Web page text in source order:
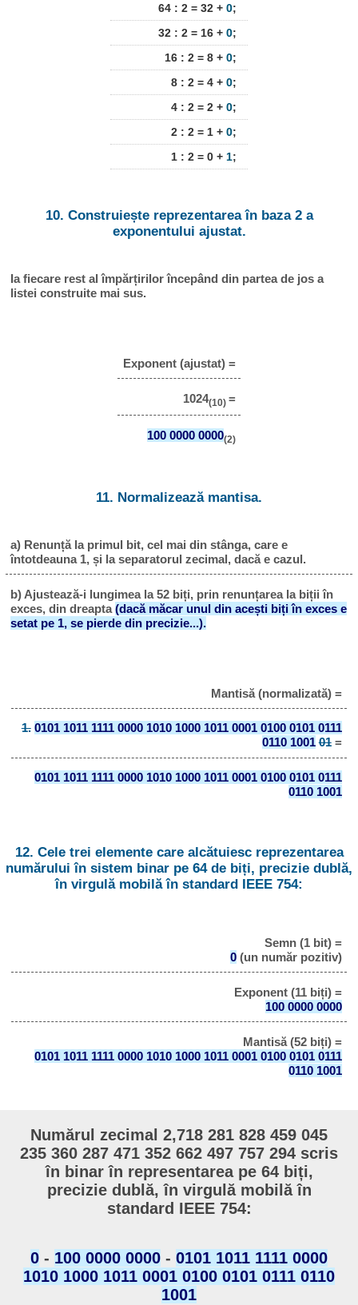
64 : 2 = 32 + 0;
32 : 2 = 16 + 0;
16 : 2 = 8 + 0;
8 : 2 = 4 + 0;
4 : 2 = 2 + 0;
2 : 2 = 1 + 0;
1 : 2 = 0 + 1;
10. Construiește reprezentarea în baza 2 a
exponentului ajustat.
Ia fiecare rest al împărțirilor începând din partea de jos a
listei construite mai sus.
Exponent (ajustat) =
1024(10) =
100 0000 0000(2)
11. Normalizează mantisa.
a) Renunță la primul bit, cel mai din stânga, care e
întotdeauna 1, și la separatorul zecimal, dacă e cazul.
b) Ajustează-i lungimea la 52 biți, prin renunțarea la biții în
exces, din dreapta(dacă măcar unul din acești biți în exces e
setat pe 1, se pierde din precizie...).
Mantisă (normalizată) =
1. 0101 1011 1111 0000 1010 1000 1011 0001 0100 0101 0111
0110 1001 01=
0101 1011 1111 0000 1010 1000 1011 0001 0100 0101 0111
0110 1001
12. Cele trei elemente care alcătuiesc reprezentarea
numărului în sistem binar pe 64 de biți, precizie dublă,
în virgulă mobilă în standard IEEE 754:
Semn (1 bit) =
0(un număr pozitiv)
Exponent (11 biți) =
100 0000 0000
Mantisă (52 biți) =
0101 1011 1111 0000 1010 1000 1011 0001 0100 0101 0111
0110 1001
Numărul zecimal 2,718 281 828 459 045
235 360 287 471 352 662 497 757 294 scris
în binar în representarea pe 64 biți,
precizie dublă, în virgulă mobilă în
standard IEEE 754:
0 - 100 0000 0000 - 0101 1011 1111 0000
1010 1000 1011 0001 0100 0101 0111 0110
1001